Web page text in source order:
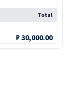
Total
₽ 30,000.00